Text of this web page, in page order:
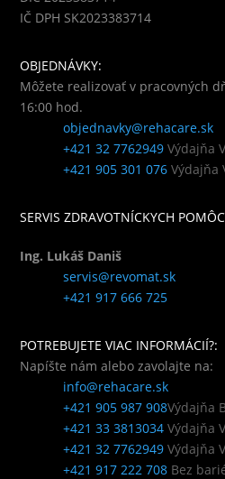
IČ DPH SK2023383714
OBJEDNÁVKY:
Môžete realizovať v pracovných
16:00 hod.
objednavky@rehacare.sk
+421 32 7762949Výdajňa
+421 905 301 076Výdajňa
SERVIS ZDRAVOTNÍCKYCH
Ing. Lukáš Daniš
servis@revomat.sk
+421 917 666 725
POTREBUJETE VIAC INFORMÁCIÍ?:
Napíšte nám alebo zavolajte na:
info@rehacare.sk
+421 905 987 908Výdajňa
+421 33 3813034Výdajňa
+421 32 7762949Výdajňa
+421 917 222 708Bez